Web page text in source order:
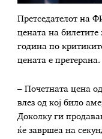
Претседателот на
цената на билетите
година по
цената е претерана.
– Почетната цена
влез од кој било
Доколку ги
ќе завршеа на